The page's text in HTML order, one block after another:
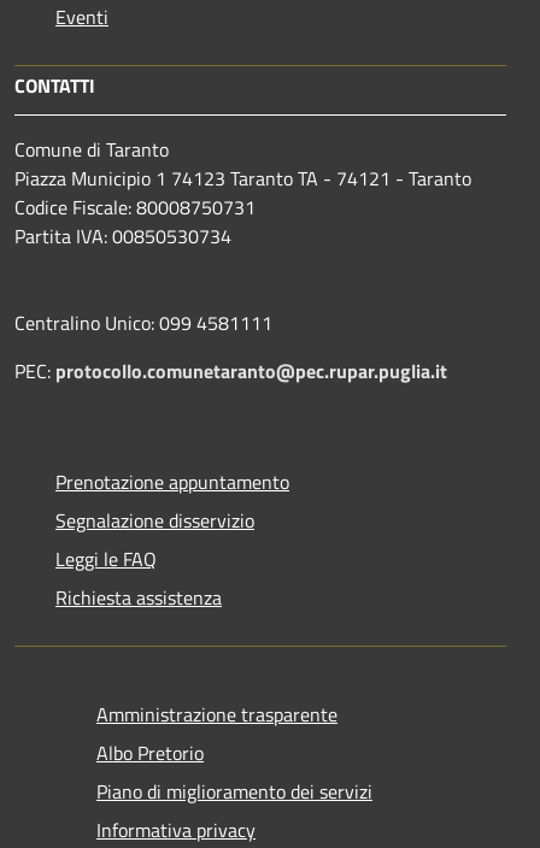
Eventi
CONTATTI
Comune di Taranto
Piazza Municipio 1 74123 Taranto TA - 74121 - Taranto
Codice Fiscale: 80008750731
Partita IVA: 00850530734
Centralino Unico: 099 4581111
PEC: protocollo.comunetaranto@pec.rupar.puglia.it
Prenotazione appuntamento
Segnalazione disservizio
Leggi le FAQ
Richiesta assistenza
Amministrazione trasparente
Albo Pretorio
Piano di miglioramento dei servizi
Informativa privacy